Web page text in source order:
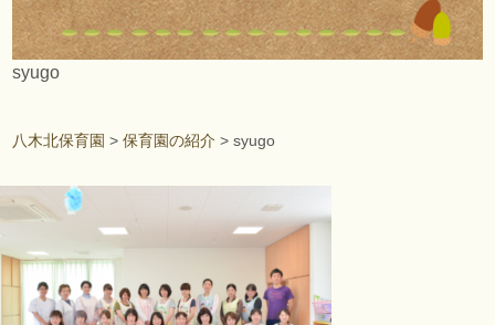
syugo
八木北保育園 >保育園の紹介 >syugo